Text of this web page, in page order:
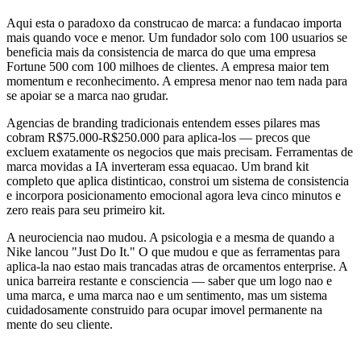
Aqui esta o paradoxo da construcao de marca: a fundacao importa
mais quando voce e menor. Um fundador solo com 100 usuarios se
beneficia mais da consistencia de marca do que uma empresa
Fortune 500 com 100 milhoes de clientes. A empresa maior tem
momentum e reconhecimento. A empresa menor nao tem nada para
se apoiar se a marca nao grudar.
Agencias de branding tradicionais entendem esses pilares mas
cobram R$75.000-R$250.000 para aplica-los — precos que
excluem exatamente os negocios que mais precisam. Ferramentas de
marca movidas a IA inverteram essa equacao. Um brand kit
completo que aplica distinticao, constroi um sistema de consistencia
e incorpora posicionamento emocional agora leva cinco minutos e
zero reais para seu primeiro kit.
A neurociencia nao mudou. A psicologia e a mesma de quando a
Nike lancou "Just Do It." O que mudou e que as ferramentas para
aplica-la nao estao mais trancadas atras de orcamentos enterprise. A
unica barreira restante e consciencia — saber que um logo nao e
uma marca, e uma marca nao e um sentimento, mas um sistema
cuidadosamente construido para ocupar imovel permanente na
mente do seu cliente.